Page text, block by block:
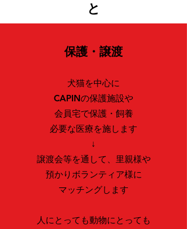
と
保護・譲渡
犬猫を中心に
CAPINの保護施設や
会員宅で保護・飼養
必要な医療を施します
↓
譲渡会等を通して、里親様や
預かりボランティア様に
​マッチングします
人にとっても動物にとっても